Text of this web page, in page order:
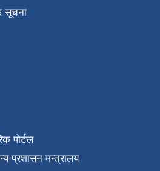
सूचना
पोर्टल
प्रशासन मन्त्रालय